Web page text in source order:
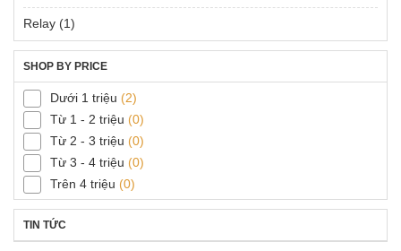
Relay (1)
SHOP BY PRICE
Dưới 1 triệu (2)
Từ 1 - 2 triệu (0)
Từ 2 - 3 triệu (0)
Từ 3 - 4 triệu (0)
Trên 4 triệu (0)
TIN TỨC